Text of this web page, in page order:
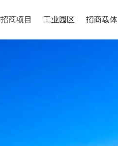
招商项目 工业园区 招商载体